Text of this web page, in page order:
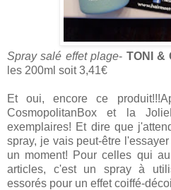
Spray salé effet plage- TONI &
les 200ml soit 3,41€
Et oui, encore ce
CosmopolitanBox et la
exemplaires! Et dire que
spray, je vais peut-être
un moment! Pour celles qui
articles, c'est un spray à
essorés pour un effet coiffé-